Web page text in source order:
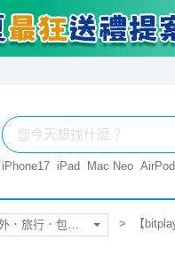
iPhone17 iPad Mac Neo
【